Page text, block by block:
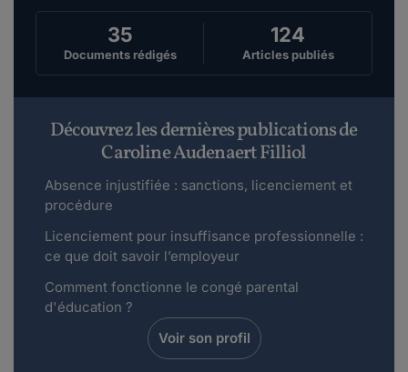
35
Documents rédigés
124
Articles publiés
Découvrez les dernières publications de
Caroline Audenaert Filliol
Absence injustifiée : sanctions, licenciement et
procédure
Licenciement pour insuffisance professionnelle :
ce que doit savoir l’employeur
Comment fonctionne le congé parental
d'éducation ?
Voir son profil